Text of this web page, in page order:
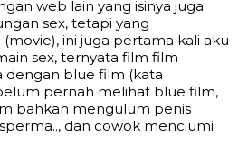
web lain yang isinya juga
sex, tetapi yang
ini juga pertama kali aku
sex, ternyata film film
dengan blue film (kata
pernah melihat blue film,
bahkan mengulum penis
dan cowok menciumi